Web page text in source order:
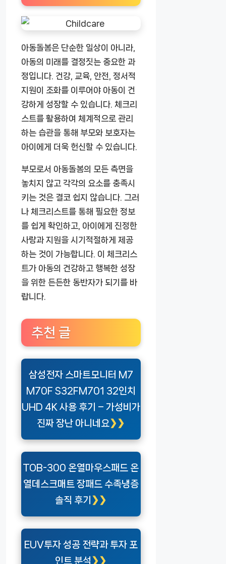
아동돌봄은 단순한 일상이 아니라,
아동의 미래를 결정짓는 중요한 과
정입니다. 건강, 교육, 안전, 정서적
지원이 조화를 이루어야 아동이 건
강하게 성장할 수 있습니다. 체크리
스트를 활용하여 체계적으로 관리
하는 습관을 통해 부모와 보호자는
아이에게 더욱 헌신할 수 있습니다.
부모로서 아동돌봄의 모든 측면을
놓치지 않고 각각의 요소를 충족시
키는 것은 결코 쉽지 않습니다. 그러
나 체크리스트를 통해 필요한 정보
를 쉽게 확인하고, 아이에게 진정한
사랑과 지원을 시기적절하게 제공
하는 것이 가능합니다. 이 체크리스
트가 아동의 건강하고 행복한 성장
을 위한 든든한 동반자가 되기를 바
랍니다.
추천 글
삼성전자 스마트모니터 M7
M70F S32FM701 32인치
UHD 4K 사용 후기 – 가성비가
진짜 장난 아니네요
TOB-300 온열마우스패드 온
열데스크매트 장패드 수족냉증
솔직 후기
EUV투자 성공 전략과 투자 포
인트 분석